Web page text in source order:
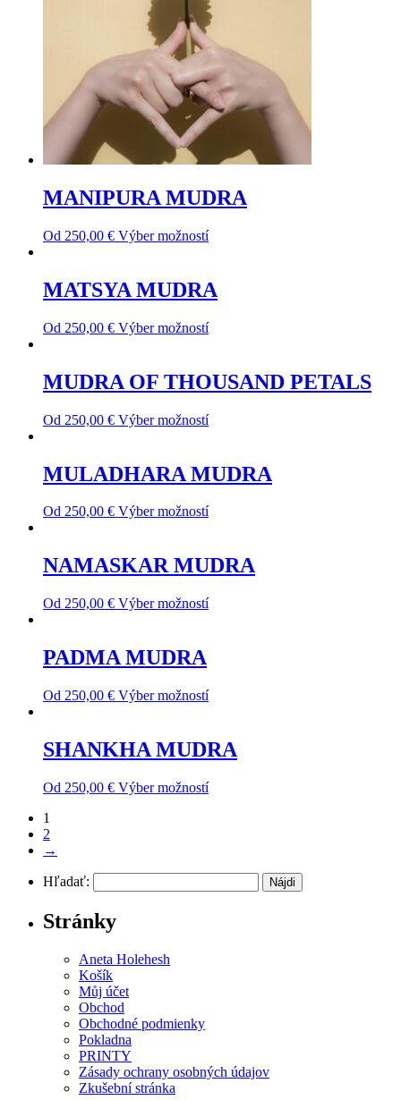
MANIPURA MUDRA
Od 250,00 € Výber možností
MATSYA MUDRA
Od 250,00 € Výber možností
MUDRA OF THOUSAND PETALS
Od 250,00 € Výber možností
MULADHARA MUDRA
Od 250,00 € Výber možností
NAMASKAR MUDRA
Od 250,00 € Výber možností
PADMA MUDRA
Od 250,00 € Výber možností
SHANKHA MUDRA
Od 250,00 € Výber možností
1
2
→
Hľadať:
Stránky
Aneta Holehesh
Košík
Můj účet
Obchod
Obchodné podmienky
Pokladna
PRINTY
Zásady ochrany osobných údajov
Zkušební stránka